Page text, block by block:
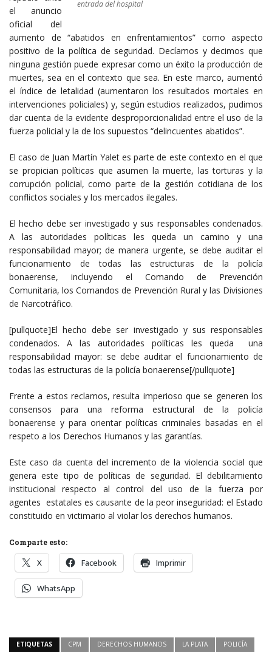
entrada del hospital
el anuncio
oficial del
aumento de “abatidos en enfrentamientos” como aspecto
positivo de la política de seguridad. Decíamos y decimos que
ninguna gestión puede expresar como un éxito la producción de
muertes, sea en el contexto que sea. En este marco, aumentó
el índice de letalidad (aumentaron los resultados mortales en
intervenciones policiales) y, según estudios realizados, pudimos
dar cuenta de la evidente desproporcionalidad entre el uso de la
fuerza policial y la de los supuestos “delincuentes abatidos”.
El caso de Juan Martín Yalet es parte de este contexto en el que
se propician políticas que asumen la muerte, las torturas y la
corrupción policial, como parte de la gestión cotidiana de los
conflictos sociales y los mercados ilegales.
El hecho debe ser investigado y sus responsables condenados.
A las autoridades políticas les queda un camino y una
responsabilidad mayor; de manera urgente, se debe auditar el
funcionamiento de todas las estructuras de la policía
bonaerense, incluyendo el Comando de Prevención
Comunitaria, los Comandos de Prevención Rural y las Divisiones
de Narcotráfico.
[pullquote]El hecho debe ser investigado y sus responsables
condenados. A las autoridades políticas les queda una
responsabilidad mayor: se debe auditar el funcionamiento de
todas las estructuras de la policía bonaerense[/pullquote]
Frente a estos reclamos, resulta imperioso que se generen los
consensos para una reforma estructural de la policía
bonaerense y para orientar políticas criminales basadas en el
respeto a los Derechos Humanos y las garantías.
Este caso da cuenta del incremento de la violencia social que
genera este tipo de políticas de seguridad. El debilitamiento
institucional respecto al control del uso de la fuerza por
agentes estatales es causante de la peor inseguridad: el Estado
constituido en victimario al violar los derechos humanos.
Comparte esto:
X Facebook Imprimir
WhatsApp
ETIQUETAS CPM DERECHOS HUMANOS LA PLATA
POLICÍA